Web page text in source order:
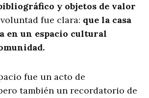
y objetos de valor
voluntad fue clara: que la casa
en un espacio cultural
fue un acto de
también un recordatorio de